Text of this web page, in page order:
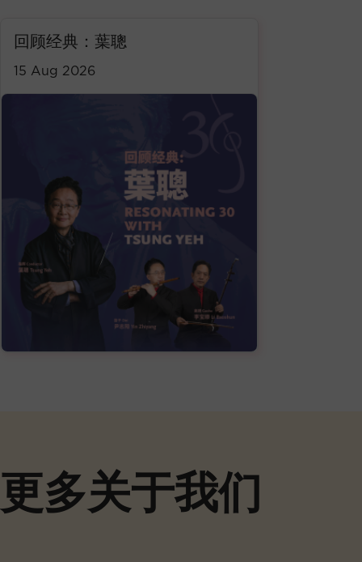
回顾经典：葉聰
15 Aug 2026
更多关于我们